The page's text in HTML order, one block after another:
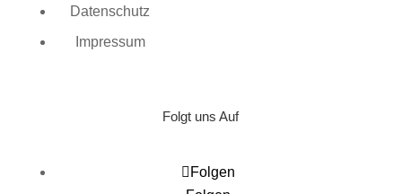
Datenschutz
Impressum
Folgt uns Auf
Folgen